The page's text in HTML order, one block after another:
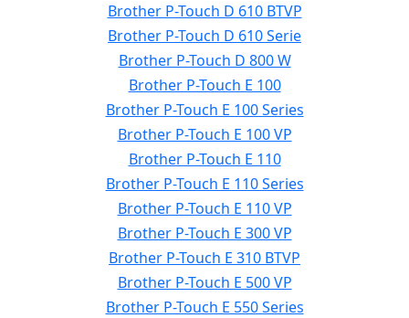
Brother P-Touch D 610 BTVP
Brother P-Touch D 610 Serie
Brother P-Touch D 800 W
Brother P-Touch E 100
Brother P-Touch E 100 Series
Brother P-Touch E 100 VP
Brother P-Touch E 110
Brother P-Touch E 110 Series
Brother P-Touch E 110 VP
Brother P-Touch E 300 VP
Brother P-Touch E 310 BTVP
Brother P-Touch E 500 VP
Brother P-Touch E 550 Series